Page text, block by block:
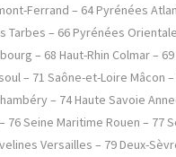
Ferrand – 64 Pyrénées
Tarbes – 66 Pyrénées
– 68 Haut-Rhin Colmar –
– 71 Saône-et-Loire Mâcon
– 74 Haute Savoie
76 Seine Maritime Rouen – 77
Versailles – 79 Deux-